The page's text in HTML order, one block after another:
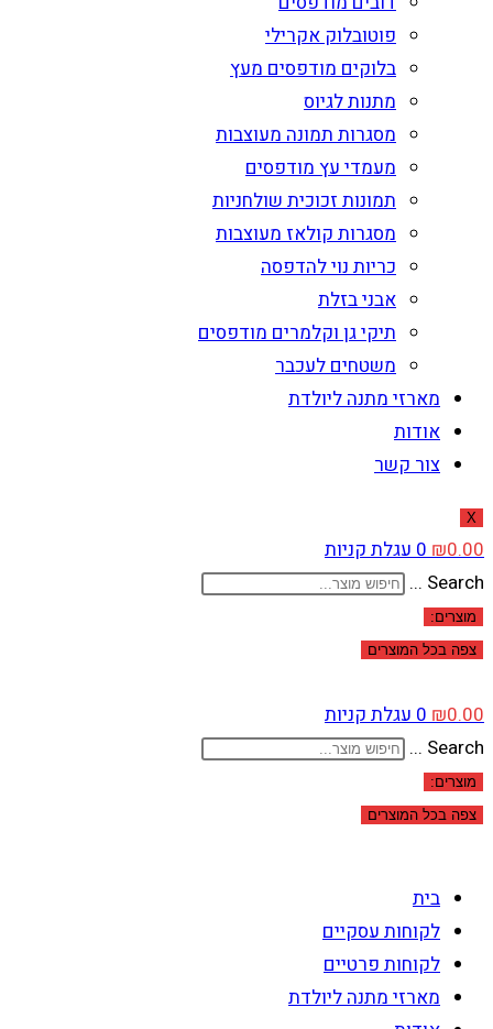
פוטובלוק אקרילי
בלוקים מודפסים מעץ
מתנות לגיוס
מסגרות תמונה מעוצבות
מעמדי עץ מודפסים
תמונות זכוכית שולחניות
מסגרות קולאז מעוצבות
כריות נוי להדפסה
אבני בזלת
תיקי גן וקלמרים מודפסים
משטחים לעכבר
מארזי מתנה ליולדת
אודות
צור קשר
X
₪0.00
0עגלת קניות
Search ...
מוצרים:
צפה בכל המוצרים
₪0.00
0עגלת קניות
Search ...
מוצרים:
צפה בכל המוצרים
בית
לקוחות עסקיים
לקוחות פרטיים
מארזי מתנה ליולדת